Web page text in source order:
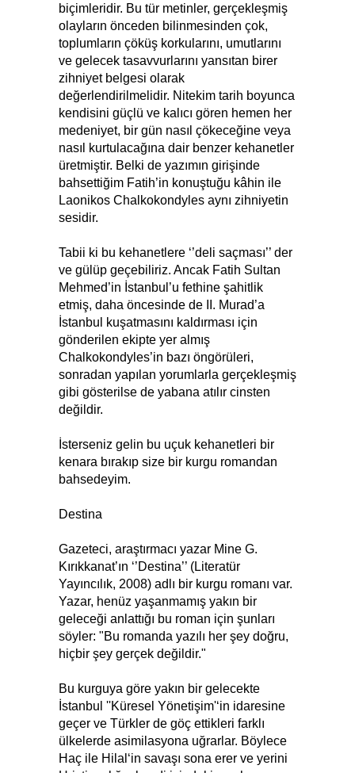
biçimleridir. Bu tür metinler, gerçekleşmiş
olayların önceden bilinmesinden çok,
toplumların çöküş korkularını, umutlarını
ve gelecek tasavvurlarını yansıtan birer
zihniyet belgesi olarak
değerlendirilmelidir. Nitekim tarih boyunca
kendisini güçlü ve kalıcı gören hemen her
medeniyet, bir gün nasıl çökeceğine veya
nasıl kurtulacağına dair benzer kehanetler
üretmiştir. Belki de yazımın girişinde
bahsettiğim Fatih’in konuştuğu kâhin ile
Laonikos Chalkokondyles aynı zihniyetin
sesidir.
Tabii ki bu kehanetlere ‘’deli saçması’’ der
ve gülüp geçebiliriz. Ancak Fatih Sultan
Mehmed’in İstanbul’u fethine şahitlik
etmiş, daha öncesinde de II. Murad’a
İstanbul kuşatmasını kaldırması için
gönderilen ekipte yer almış
Chalkokondyles’in bazı öngörüleri,
sonradan yapılan yorumlarla gerçekleşmiş
gibi gösterilse de yabana atılır cinsten
değildir.
İsterseniz gelin bu uçuk kehanetleri bir
kenara bırakıp size bir kurgu romandan
bahsedeyim.
Destina
Gazeteci, araştırmacı yazar Mine G.
Kırıkkanat’ın ‘’Destina’’ (Literatür
Yayıncılık, 2008) adlı bir kurgu romanı var.
Yazar, henüz yaşanmamış yakın bir
geleceği anlattığı bu roman için şunları
söyler: "Bu romanda yazılı her şey doğru,
hiçbir şey gerçek değildir."
Bu kurguya göre yakın bir gelecekte
İstanbul ''Küresel Yönetişim'‘in idaresine
geçer ve Türkler de göç ettikleri farklı
ülkelerde asimilasyona uğrarlar. Böylece
Haç ile Hilal‘in savaşı sona erer ve yerini